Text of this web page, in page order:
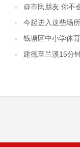
@市民朋友 你不
今起进入这些场
钱塘区中小学体
建德至兰溪15分